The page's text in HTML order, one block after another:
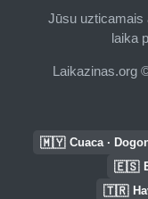
Jūsu uzticamais
laika
Laikazinas.org
🇲🇾 Cuaca ·
🇪🇸
🇹🇷